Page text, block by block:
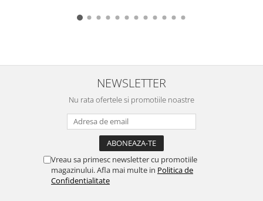
NEWSLETTER
Nu rata ofertele si promotiile noastre
Vreau sa primesc newsletter cu promotiile
magazinului. Afla mai multe in Politica de
Confidentialitate